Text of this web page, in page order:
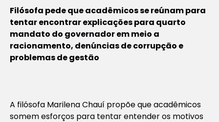
Filósofa pede que acadêmicos se reúnam para
tentar encontrar explicações para quarto
mandato do governador em meio a
racionamento, denúncias de corrupção e
problemas de gestão
A filósofa Marilena Chauí propõe que acadêmicos
somem esforços para tentar entender os motivos